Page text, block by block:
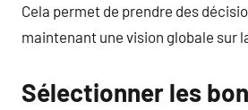
Cela permet de prendre des
maintenant une vision globale sur
Sélectionner les